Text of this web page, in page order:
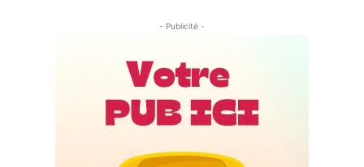
- Publicité -